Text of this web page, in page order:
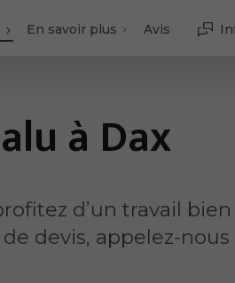
En savoir plus Avis
à Dax
d’un travail
devis, appelez-nous